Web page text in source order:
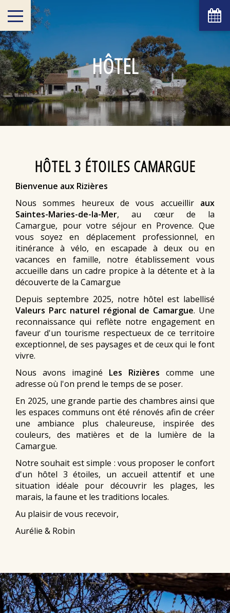
HÔTEL
HÔTEL 3 ÉTOILES CAMARGUE
Bienvenue aux Rizières
Nous sommes heureux de vous accueilliraux
Saintes-Maries-de-la-Mer, au cœur de la
Camargue, pour votre séjour en Provence. Que
vous soyez en déplacement professionnel, en
itinérance à vélo, en escapade à deux ou en
vacances en famille, notre établissement vous
accueille dans un cadre propice à la détente et à la
découverte de la Camargue
Depuis septembre 2025, notre hôtel est labellisé
Valeurs Parc naturel régional de Camargue. Une
reconnaissance qui reflète notre engagement en
faveur d'un tourisme respectueux de ce territoire
exceptionnel, de ses paysages et de ceux qui le font
vivre.
Nous avons imaginé Les Rizières comme une
adresse où l'on prend le temps de se poser.
En 2025, une grande partie des chambres ainsi que
les espaces communs ont été rénovés afin de créer
une ambiance plus chaleureuse, inspirée des
couleurs, des matières et de la lumière de la
Camargue.
Notre souhait est simple : vous proposer le confort
d'un hôtel 3 étoiles, un accueil attentif et une
situation idéale pour découvrir les plages, les
marais, la faune et les traditions locales.
Au plaisir de vous recevoir,
Aurélie & Robin